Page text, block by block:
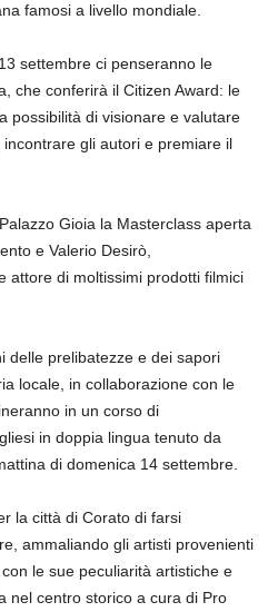
famosi a livello mondiale.
settembre ci penseranno le
che conferirà il Citizen Award: le
possibilità di visionare e valutare
gli autori e premiare il
Gioia la Masterclass aperta
e Valerio Desirò,
attore di moltissimi prodotti filmici
delle prelibatezze e dei sapori
locale, in collaborazione con le
in un corso di
in doppia lingua tenuto da
di domenica 14 settembre.
la città di Corato di farsi
ammaliando gli artisti provenienti
le sue peculiarità artistiche e
nel centro storico a cura di Pro